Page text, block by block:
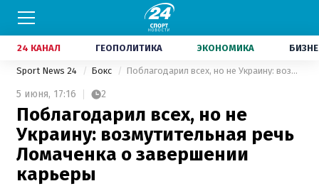
24 КАНАЛ ГЕОПОЛИТИКА ЭКОНОМИКА
Sport News 24 Бокс Поблагодарил всех, но не Украину: возмутительная речь Ломаченка о завершении карьеры
5 июня, 17:16 2
Поблагодарил всех, но не
Украину: возмутительная речь
Ломаченка о завершении
карьеры